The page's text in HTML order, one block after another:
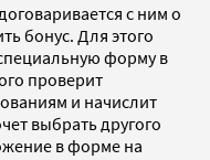
с ним о
бонус. Для этого
форму в
проверит
и начислит
выбрать другого
в форме на